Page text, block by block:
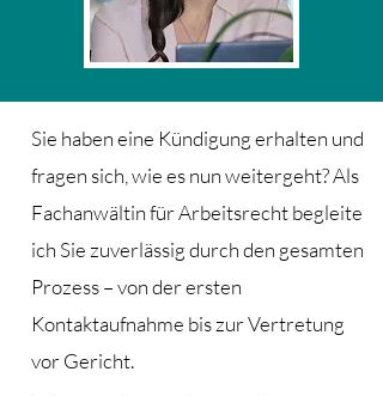
Sie haben eine Kündigung erhalten und
fragen sich, wie es nun weitergeht? Als
Fachanwältin für Arbeitsrecht begleite
ich Sie zuverlässig durch den gesamten
Prozess – von der ersten
Kontaktaufnahme bis zur Vertretung
vor Gericht.